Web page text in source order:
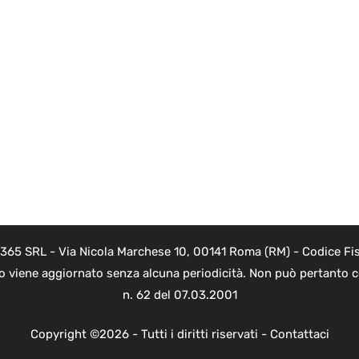
SRL - Via Nicola Marchese 10, 00141 Roma (RM) - Codice
aggiornato senza alcuna periodicità. Non può
n. 62 del 07.03.2001
Copyright ©2026 - Tutti i diritti riservati - Contattaci